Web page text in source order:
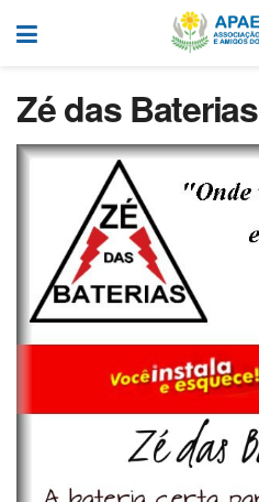
Zé das Baterias